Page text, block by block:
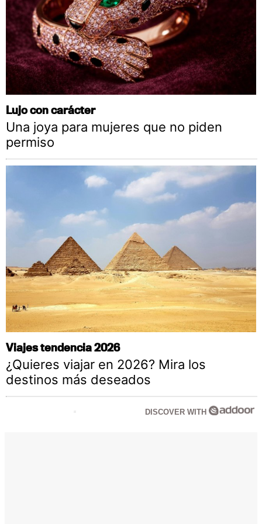
Lujo con carácter
Una joya para mujeres que no piden
permiso
Viajes tendencia 2026
¿Quieres viajar en 2026? Mira los
destinos más deseados
DISCOVER WITH